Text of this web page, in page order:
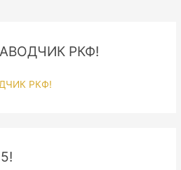
РКФ!